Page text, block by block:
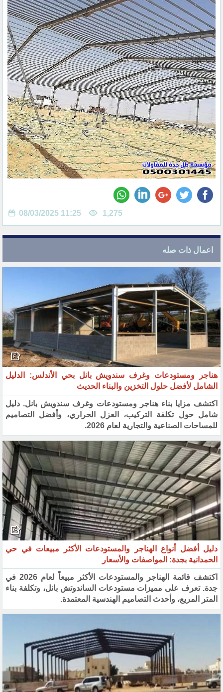
08/03/2025 11:25 1,275
اعمال ذات صله
هناجر ومستودعات وغرف سندويش بانل بحي الأندلس: الدليل
الشامل لأفضل حلول التخزين والبناء الحديث
اكتشف مزايا بناء هناجر ومستودعات وغرف سندويش بانل. دليل
شامل حول تكلفة التركيب، العزل الحراري، وأفضل التصاميم
للمساحات الصناعية والتجارية لعام 2026.
دليل أفضل أنواع الهناجر والمستودعات الأكثر مبيعات في حي
الحمدانية بجدة: المواصفات والأسعار
اكتشف قائمة الهناجر والمستودعات الأكثر مبيعاً لعام 2026 في
جدة. تعرف على مميزات مستودعات الساندوتش بانل، وتكلفة بناء
المتر المربع، وأحدث التصاميم الهندسية المعتمدة.